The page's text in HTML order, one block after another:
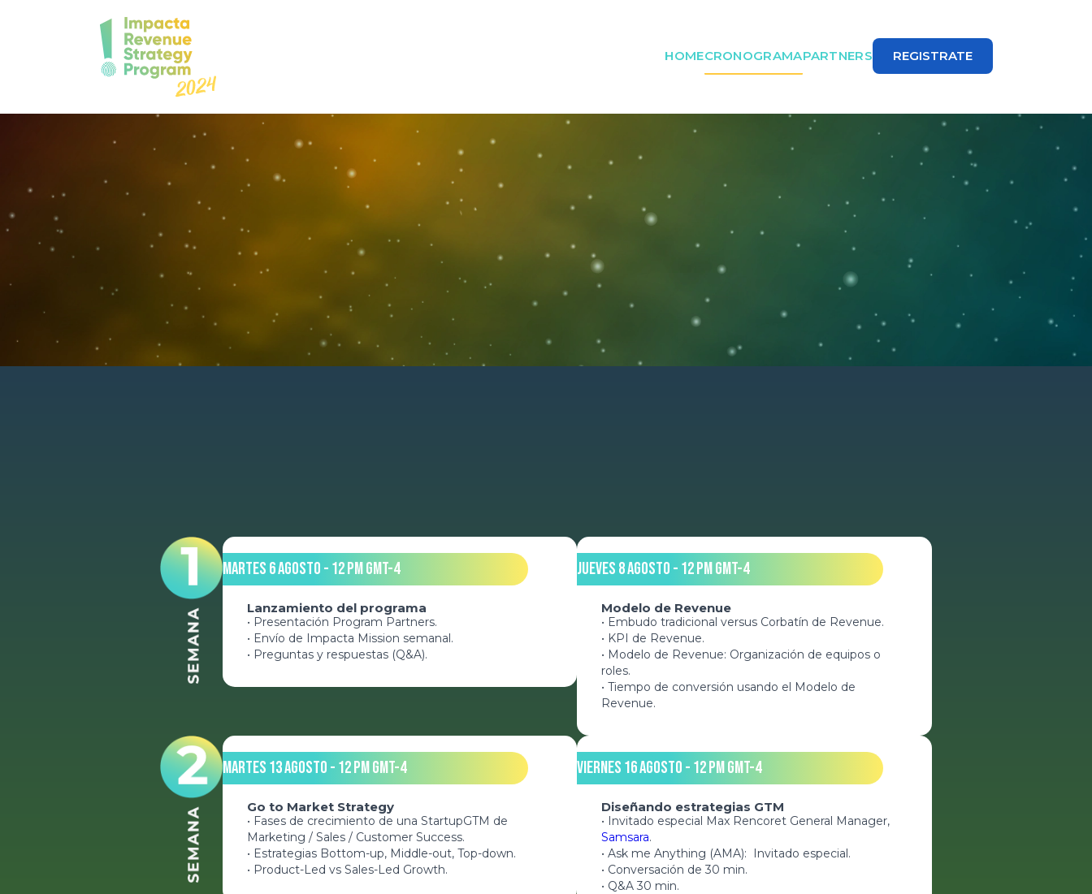
HOMECRONOGRAMAPARTNERS REGISTRATE
Martes 6 Agosto - 12 pm GMT-4
Lanzamiento del programa
• Presentación Program Partners.
• Envío de Impacta Mission semanal.
• Preguntas y respuestas (Q&A).
Jueves 8 Agosto - 12 pm GMT-4
Modelo de Revenue
• Embudo tradicional versus Corbatín de Revenue.
• KPI de Revenue.
• Modelo de Revenue: Organización de equipos o
roles.
• Tiempo de conversión usando el Modelo de
Revenue.
Martes 13 Agosto - 12 pm GMT-4
Go to Market Strategy
• Fases de crecimiento de una StartupGTM de
Marketing / Sales / Customer Success.
• Estrategias Bottom-up, Middle-out, Top-down.
• Product-Led vs Sales-Led Growth.
Viernes 16 Agosto - 12 pm GMT-4
Diseñando estrategias GTM
• Invitado especial Max Rencoret General Manager,
Samsara.
• Ask me Anything (AMA): Invitado especial.
• Conversación de 30 min.
• Q&A 30 min.